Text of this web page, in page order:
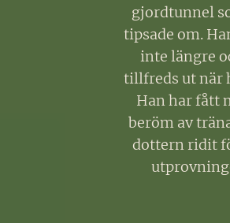
gjordtunnel
tipsade om.
inte längre
tillfreds ut när
Han har fått
beröm av
dottern ridit